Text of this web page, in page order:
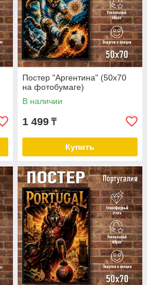
Постер "Аргентина" (50х70
на фотобумаге)
В наличии
1 499 ₸
Купить